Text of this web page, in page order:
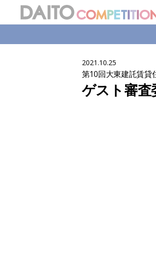
2021.10.25
第10回大東建託賃貸
ゲスト審査